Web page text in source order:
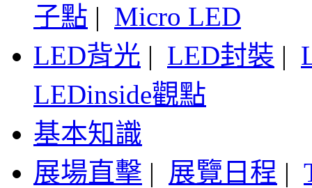
子點 | Micro LED
LED背光 | LED封裝 |
LEDinside觀點
基本知識
展場直擊 | 展覽日程 |